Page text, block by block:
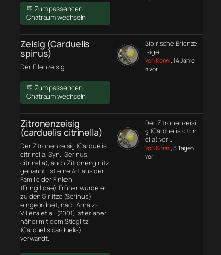
💬 Zum passenden
Chatraum wechseln
Zeisig (Carduelis
spinus)
Der Erlenzeisig
💬 Zum passenden
Chatraum wechseln
Sibirische Erlenze
isige
Von Konni, 14 Jahre
n vor
Zitronenzeisig
(carduelis citrinella)
Der Zitronenzeisig (Carduelis
citrinella, Syn.: Serinus
citrinella), auch Zitronengirlitz
genannt, ist eine Art aus der
Familie der Finken
(Fringillidae). Früher wurde er
zu den Girlitze (Serinus)
eingeordnet, nach Arnaiz-
Villena et al. (2001) ist er aber
näher mit dem Stieglitz
(Carduelis carduelis)
verwandt.
Der Zitronenzeisi
g (Carduelis citrin
ella) vor…
Von Konni, 5 Tagen
vor